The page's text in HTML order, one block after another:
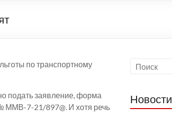
по транспортному
подать заявление, форма
ММВ-7-21/897@. И хотя речь
Новости